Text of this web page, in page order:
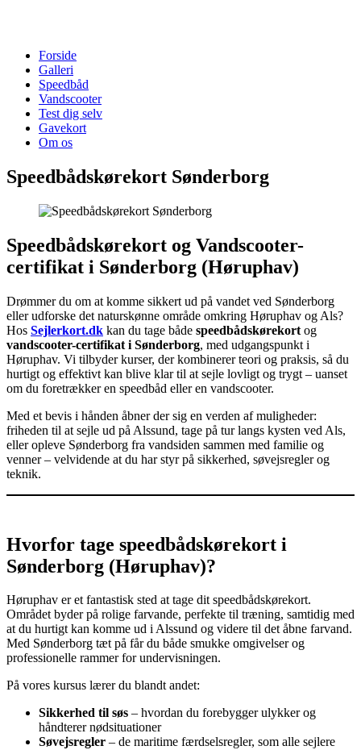
Forside
Galleri
Speedbåd
Vandscooter
Test dig selv
Gavekort
Om os
Speedbådskørekort Sønderborg
Speedbådskørekort og Vandscooter-
certifikat i Sønderborg (Høruphav)
Drømmer du om at komme sikkert ud på vandet ved Sønderborg
eller udforske det naturskønne område omkring Høruphav og Als?
Hos Sejlerkort.dk kan du tage både speedbådskørekort og
vandscooter-certifikat i Sønderborg, med udgangspunkt i
Høruphav. Vi tilbyder kurser, der kombinerer teori og praksis, så du
hurtigt og effektivt kan blive klar til at sejle lovligt og trygt – uanset
om du foretrækker en speedbåd eller en vandscooter.
Med et bevis i hånden åbner der sig en verden af muligheder:
friheden til at sejle ud på Alssund, tage på tur langs kysten ved Als,
eller opleve Sønderborg fra vandsiden sammen med familie og
venner – velvidende at du har styr på sikkerhed, søvejsregler og
teknik.
Hvorfor tage speedbådskørekort i
Sønderborg (Høruphav)?
Høruphav er et fantastisk sted at tage dit speedbådskørekort.
Området byder på rolige farvande, perfekte til træning, samtidig med
at du hurtigt kan komme ud i Alssund og videre til det åbne farvand.
Med Sønderborg tæt på får du både smukke omgivelser og
professionelle rammer for undervisningen.
På vores kursus lærer du blandt andet:
Sikkerhed til søs – hvordan du forebygger ulykker og
håndterer nødsituationer
Søvejsregler – de maritime færdselsregler, som alle sejlere